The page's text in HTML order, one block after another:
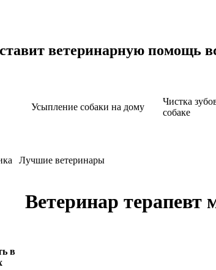
ветеринарную
Усыпление собаки на дому
Чистка
собаке
Лучшие ветеринары
Ветеринар терапевт
в